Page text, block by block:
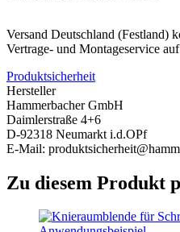
Versand Deutschland (Festland)
Vertrage- und Montageservice
Produktsicherheit
Hersteller
Hammerbacher GmbH
Daimlerstraße 4+6
D-92318 Neumarkt i.d.OPf
E-Mail:
Zu diesem Produkt